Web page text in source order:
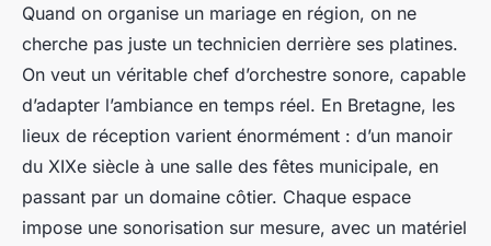
Quand on organise un mariage en région, on ne
cherche pas juste un technicien derrière ses platines.
On veut un véritable chef d’orchestre sonore, capable
d’adapter l’ambiance en temps réel. En Bretagne, les
lieux de réception varient énormément : d’un manoir
du XIXe siècle à une salle des fêtes municipale, en
passant par un domaine côtier. Chaque espace
impose une sonorisation sur mesure, avec un matériel